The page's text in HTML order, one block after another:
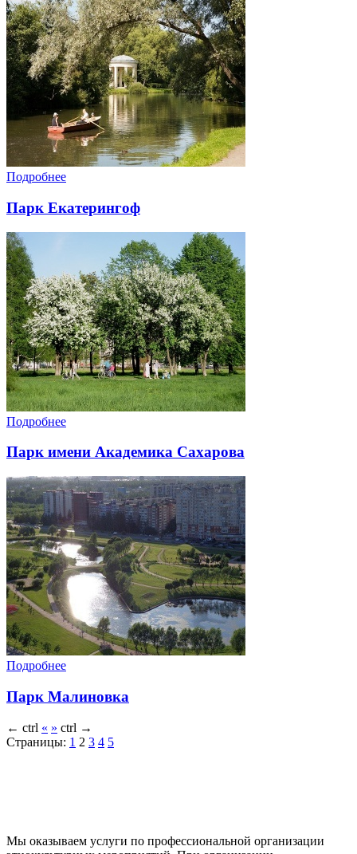
Подробнее
Парк Екатерингоф
Подробнее
Парк имени Академика Сахарова
Подробнее
Парк Малиновка
← ctrl « » ctrl →
Страницы: 1 2 3 4 5
Мы оказываем услуги по профессиональной организации